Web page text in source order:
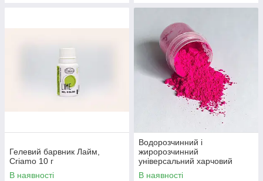
Гелевий барвник Лайм,
Criamo 10 г
В наявності
Водорозчинний і
жиророзчинний
універсальний харчовий
барвник Рожевий Барбі 5г
В наявності